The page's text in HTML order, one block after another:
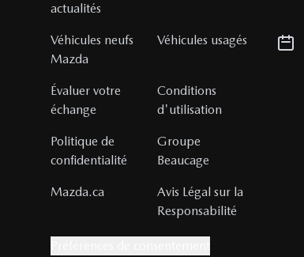
actualités
Véhicules neufs
Mazda
Véhicules usagés
Évaluer votre
échange
Conditions
d'utilisation
Politique de
confidentialité
Groupe
Beaucage
Mazda.ca
Avis Légal sur la
Responsabilité